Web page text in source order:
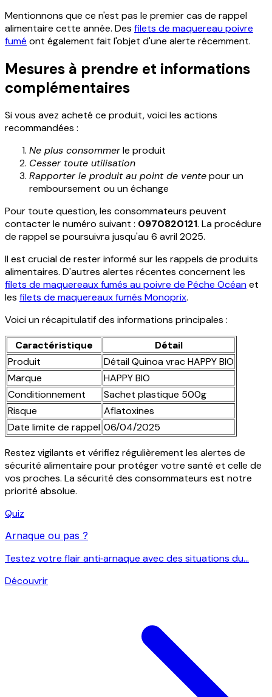
Mentionnons que ce n'est pas le premier cas de rappel
alimentaire cette année. Des filets de maquereau poivre
fumé ont également fait l'objet d'une alerte récemment.
Mesures à prendre et informations
complémentaires
Si vous avez acheté ce produit, voici les actions
recommandées :
Ne plus consommerle produit
Cesser toute utilisation
Rapporter le produit au point de ventepour un
remboursement ou un échange
Pour toute question, les consommateurs peuvent
contacter le numéro suivant : 0970820121. La procédure
de rappel se poursuivra jusqu'au 6 avril 2025.
Il est crucial de rester informé sur les rappels de produits
alimentaires. D'autres alertes récentes concernent les
filets de maquereaux fumés au poivre de Pêche Océanet
les filets de maquereaux fumés Monoprix.
Voici un récapitulatif des informations principales :
Caractéristique
Détail
Produit
Détail Quinoa vrac HAPPY BIO
Marque
HAPPY BIO
Conditionnement
Sachet plastique 500g
Risque
Aflatoxines
Date limite de rappel 06/04/2025
Restez vigilants et vérifiez régulièrement les alertes de
sécurité alimentaire pour protéger votre santé et celle de
vos proches. La sécurité des consommateurs est notre
priorité absolue.
Quiz
Arnaque ou pas ?
Testez votre flair anti‑arnaque avec des situations du...
Découvrir